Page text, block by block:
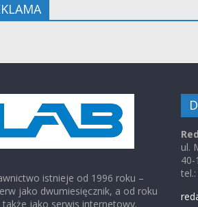
istnieje od 1996 roku –
jako dwumiesięcznik, a od roku
także jako serwis internetowy.
ul.